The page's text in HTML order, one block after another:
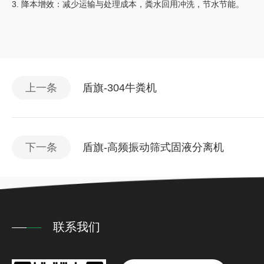
3. 降本增效：减少运输与处理成本，粪水回用冲洗，节水节能。
上一条 盾旗-304牛粪机
下一条 盾旗-高频振动筛式固液分离机
联系我们